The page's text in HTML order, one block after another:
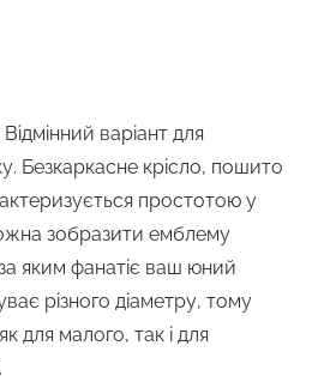
Відмінний варіант для
Безкаркасне крісло, пошито
простотою у
зобразити емблему
яким фанатіє ваш юний
різного діаметру, тому
для малого, так і для